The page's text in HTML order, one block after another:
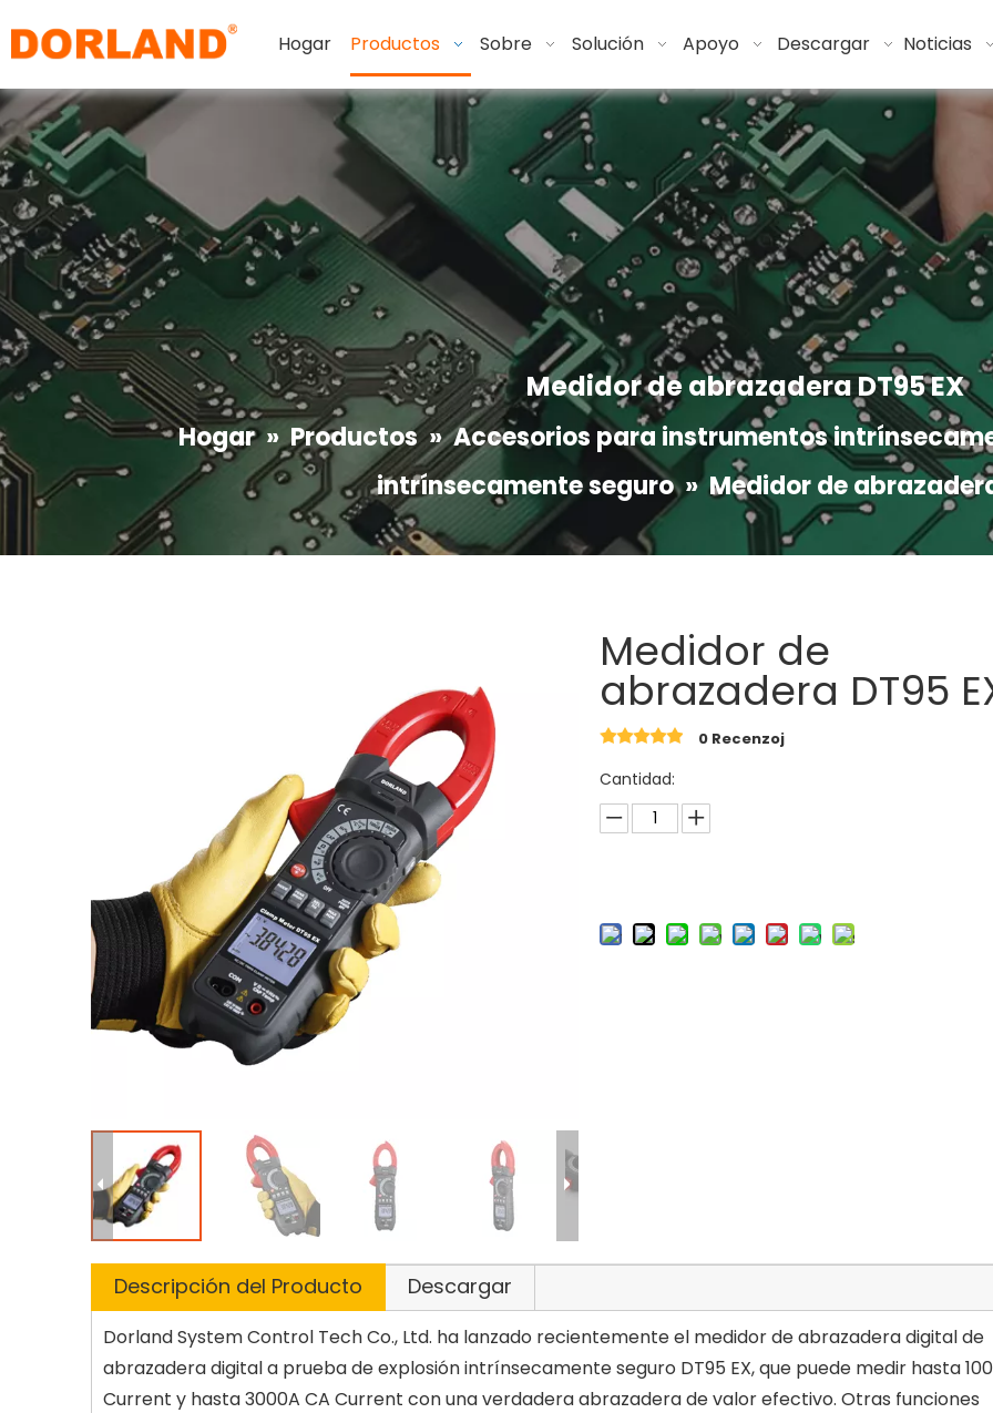
Hogar Productos Sobre Solución Apoyo Descargar Noticias
Medidor de abrazadera DT95 EX
Hogar »Productos »Accesorios para instrumentos
intrínsecamente seguro »Medidor de
Medidor de
abrazadera DT95
0 Recenzoj
Cantidad:
Descripción del Producto Descargar
Dorland System Control Tech Co., Ltd. ha lanzado recientemente el medidor de abrazadera digital de
abrazadera digital a prueba de explosión intrínsecamente seguro DT95 EX, que puede medir hasta
Current y hasta 3000A CA Current con una verdadera abrazadera de valor efectivo. Otras funciones